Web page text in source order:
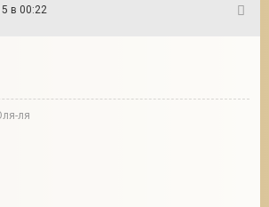
в 00:22
ля